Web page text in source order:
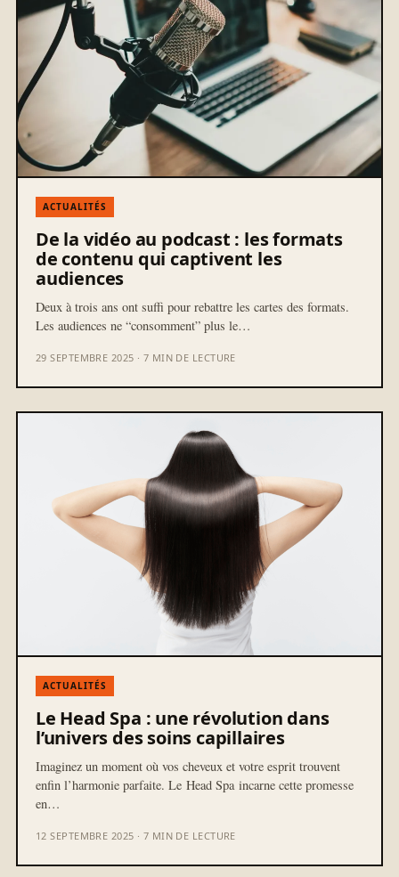
ACTUALITÉS
De la vidéo au podcast : les formats
de contenu qui captivent les
audiences
Deux à trois ans ont suffi pour rebattre les cartes des formats.
Les audiences ne “consomment” plus le…
29 SEPTEMBRE 2025 · 7 MIN DE LECTURE
ACTUALITÉS
Le Head Spa : une révolution dans
l’univers des soins capillaires
Imaginez un moment où vos cheveux et votre esprit trouvent
enfin l’harmonie parfaite. Le Head Spa incarne cette promesse
en…
12 SEPTEMBRE 2025 · 7 MIN DE LECTURE